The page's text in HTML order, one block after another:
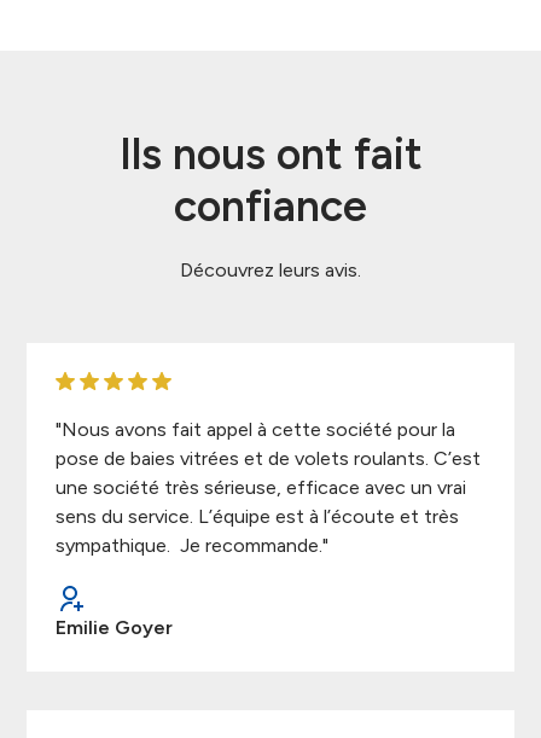
Ils nous ont fait
confiance
Découvrez leurs avis.
"Nous avons fait appel à cette société pour la
pose de baies vitrées et de volets roulants. C’est
une société très sérieuse, efficace avec un vrai
sens du service. L’équipe est à l’écoute et très
sympathique. Je recommande."
Emilie Goyer